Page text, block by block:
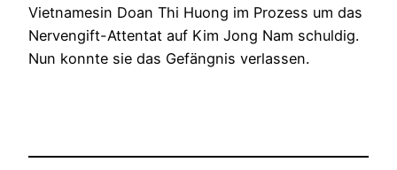
Vietnamesin Doan Thi Huong im Prozess um das
Nervengift-Attentat auf Kim Jong Nam schuldig.
Nun konnte sie das Gefängnis verlassen.